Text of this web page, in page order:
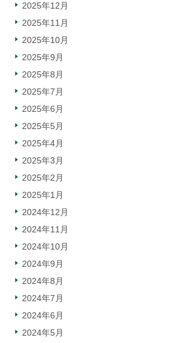
2025年12月
2025年11月
2025年10月
2025年9月
2025年8月
2025年7月
2025年6月
2025年5月
2025年4月
2025年3月
2025年2月
2025年1月
2024年12月
2024年11月
2024年10月
2024年9月
2024年8月
2024年7月
2024年6月
2024年5月